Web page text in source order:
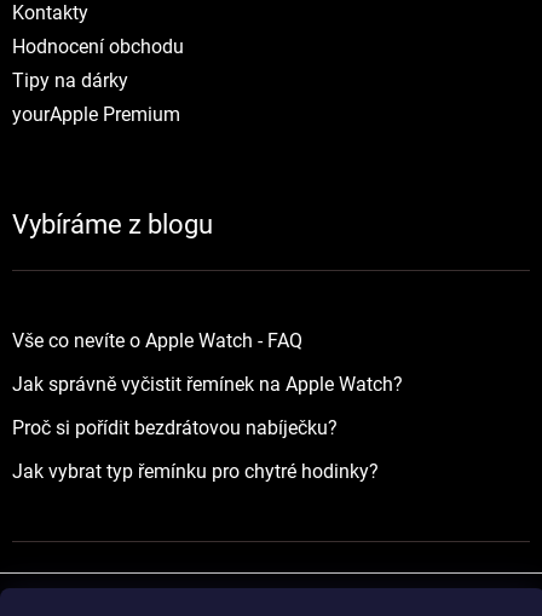
Kontakty
Hodnocení obchodu
Tipy na dárky
yourApple Premium
Vybíráme z blogu
Vše co nevíte o Apple Watch - FAQ
Jak správně vyčistit řemínek na Apple Watch?
Proč si pořídit bezdrátovou nabíječku?
Jak vybrat typ řemínku pro chytré hodinky?